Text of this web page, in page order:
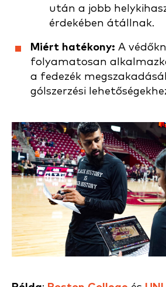
után a jobb
érdekében átállnak.
Miért hatékony: A
folyamatosan
a fedezék
gólszerzési